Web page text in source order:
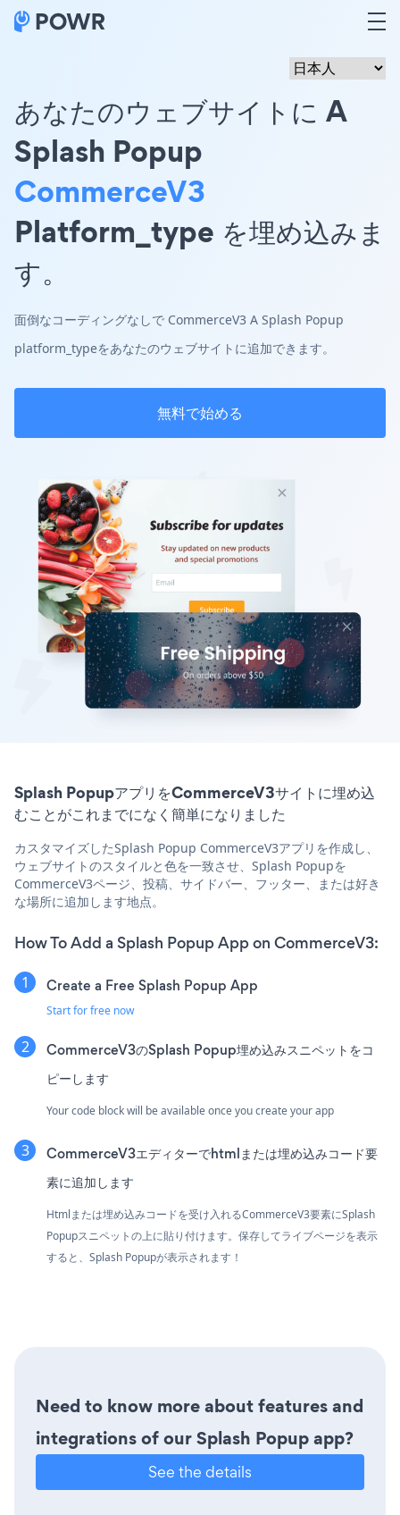
あなたのウェブサイトに A
Splash Popup
CommerceV3
Platform_type を埋め込みま
す。
面倒なコーディングなしで CommerceV3 A Splash Popup
platform_typeをあなたのウェブサイトに追加できます。
無料で始める
Splash PopupアプリをCommerceV3サイトに埋め込
むことがこれまでになく簡単になりました
カスタマイズしたSplash Popup CommerceV3アプリを作成し、
ウェブサイトのスタイルと色を一致させ、Splash Popupを
CommerceV3ページ、投稿、サイドバー、フッター、または好き
な場所に追加します地点。
How To Add a Splash Popup App on CommerceV3:
Create a Free Splash Popup App
Start for free now
CommerceV3のSplash Popup埋め込みスニペットをコ
ピーします
Your code block will be available once you create your app
CommerceV3エディターでhtmlまたは埋め込みコード要
素に追加します
Htmlまたは埋め込みコードを受け入れるCommerceV3要素にSplash
Popupスニペットの上に貼り付けます。保存してライブページを表示
すると、Splash Popupが表示されます！
Need to know more about features and
integrations of our Splash Popup app?
See the details